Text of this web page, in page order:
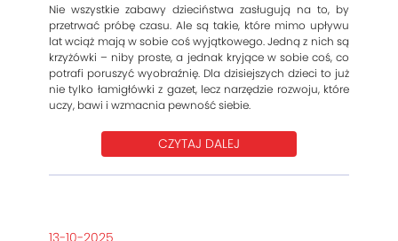
Nie wszystkie zabawy dzieciństwa zasługują na to, by
przetrwać próbę czasu. Ale są takie, które mimo upływu
lat wciąż mają w sobie coś wyjątkowego. Jedną z nich są
krzyżówki – niby proste, a jednak kryjące w sobie coś, co
potrafi poruszyć wyobraźnię. Dla dzisiejszych dzieci to już
nie tylko łamigłówki z gazet, lecz narzędzie rozwoju, które
uczy, bawi i wzmacnia pewność siebie.
CZYTAJ DALEJ
13-10-2025